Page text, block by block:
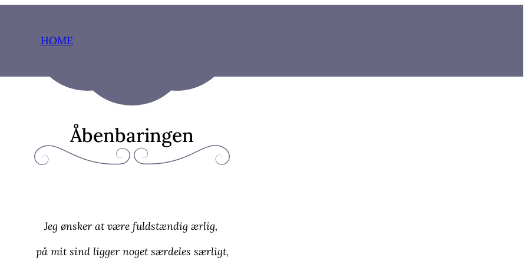
HOME
Åbenbaringen
Jeg ønsker at være fuldstændig ærlig,
på mit sind ligger noget særdeles særligt,